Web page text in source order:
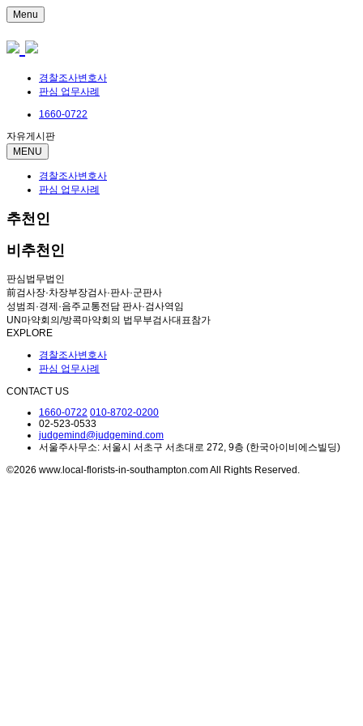
Menu
경찰조사변호사
판심 업무사례
1660-0722
자유게시판
MENU
경찰조사변호사
판심 업무사례
추천인
비추천인
판심법무법인
前검사장·차장부장검사·판사·군판사
성범죄·경제·음주교통전담 판사·검사역임
UN마약회의/방콕마약회의 법무부검사대표참가
EXPLORE
경찰조사변호사
판심 업무사례
CONTACT US
1660-0722 010-8702-0200
02-523-0533
judgemind@judgemind.com
서울주사무소: 서울시 서초구 서초대로 272, 9층 (한국아이비에스빌딩)
©2026 www.local-florists-in-southampton.com All Rights Reserved.